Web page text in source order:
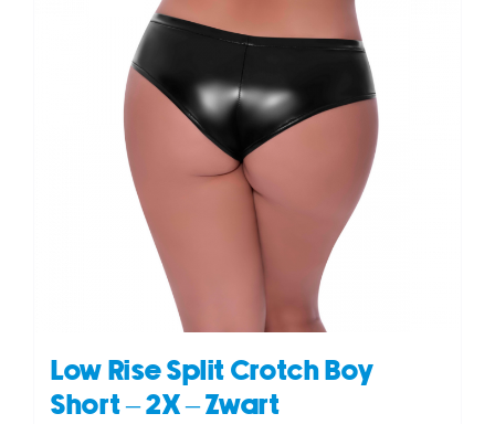
Low Rise Split Crotch Boy
Short – 2X – Zwart